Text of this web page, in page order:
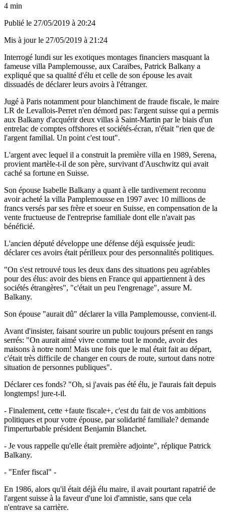
4 min
Publié le 27/05/2019 à 20:24
Mis à jour le 27/05/2019 à 21:24
Interrogé lundi sur les exotiques montages financiers masquant la
fameuse villa Pamplemousse, aux Caraïbes, Patrick Balkany a
expliqué que sa qualité d'élu et celle de son épouse les avait
dissuadés de déclarer leurs avoirs à l'étranger.
Jugé à Paris notamment pour blanchiment de fraude fiscale, le maire
LR de Levallois-Perret n'en démord pas: l'argent suisse qui a permis
aux Balkany d'acquérir deux villas à Saint-Martin par le biais d'un
entrelac de comptes offshores et sociétés-écran, n'était "rien que de
l'argent familial. Un point c'est tout".
L'argent avec lequel il a construit la première villa en 1989, Serena,
provient martèle-t-il de son père, survivant d'Auschwitz qui avait
caché sa fortune en Suisse.
Son épouse Isabelle Balkany a quant à elle tardivement reconnu
avoir acheté la villa Pamplemousse en 1997 avec 10 millions de
francs versés par ses frère et soeur en Suisse, en compensation de la
vente fructueuse de l'entreprise familiale dont elle n'avait pas
bénéficié.
L'ancien député développe une défense déjà esquissée jeudi:
déclarer ces avoirs était périlleux pour des personnalités politiques.
"On s'est retrouvé tous les deux dans des situations peu agréables
pour des élus: avoir des biens en France qui appartiennent à des
sociétés étrangères", "c'était un peu l'engrenage", assure M.
Balkany.
Son épouse "aurait dû" déclarer la villa Pamplemousse, convient-il.
Avant d'insister, faisant sourire un public toujours présent en rangs
serrés: "On aurait aimé vivre comme tout le monde, avoir des
maisons à notre nom! Mais une fois que le mal était fait au départ,
c'était très difficile de changer en cours de route, surtout dans notre
situation de personnes publiques".
Déclarer ces fonds? "Oh, si j'avais pas été élu, je l'aurais fait depuis
longtemps! jure-t-il.
- Finalement, cette +faute fiscale+, c'est du fait de vos ambitions
politiques et pour votre épouse, par solidarité familiale? demande
l'imperturbable président Benjamin Blanchet.
- Je vous rappelle qu'elle était première adjointe", réplique Patrick
Balkany.
- "Enfer fiscal" -
En 1986, alors qu'il était déjà élu maire, il avait pourtant rapatrié de
l'argent suisse à la faveur d'une loi d'amnistie, sans que cela
n'entrave sa carrière.